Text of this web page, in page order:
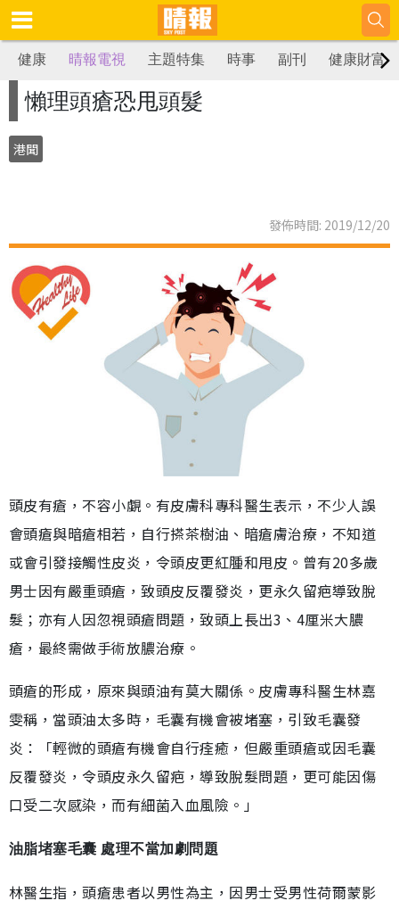
健康 晴報電視 主題特集 時事 副刊 健康財富
懶理頭瘡恐甩頭髮
港聞
發佈時間: 2019/12/20
頭皮有瘡，不容小覷。有皮膚科專科醫生表示，不少人誤
會頭瘡與暗瘡相若，自行搽茶樹油、暗瘡膚治療，不知道
或會引發接觸性皮炎，令頭皮更紅腫和甩皮。曾有20多歲
男士因有嚴重頭瘡，致頭皮反覆發炎，更永久留疤導致脫
髮；亦有人因忽視頭瘡問題，致頭上長出3、4厘米大膿
瘡，最終需做手術放膿治療。
頭瘡的形成，原來與頭油有莫大關係。皮膚專科醫生林嘉
雯稱，當頭油太多時，毛囊有機會被堵塞，引致毛囊發
炎：「輕微的頭瘡有機會自行痊癒，但嚴重頭瘡或因毛囊
反覆發炎，令頭皮永久留疤，導致脫髮問題，更可能因傷
口受二次感染，而有細菌入血風險。」
油脂堵塞毛囊 處理不當加劇問題
林醫生指，頭瘡患者以男性為主，因男士受男性荷爾蒙影